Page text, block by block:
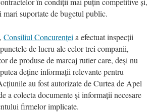
suportate de bugetul public.
Consiliul Concurenței a efectuat inspecții
de lucru ale celor trei companii,
de produse de marcaj rutier care, deși nu
deține informații relevante pentru
au fost autorizate de Curtea de Apel
a colecta documente și informații necesare
firmelor implicate.